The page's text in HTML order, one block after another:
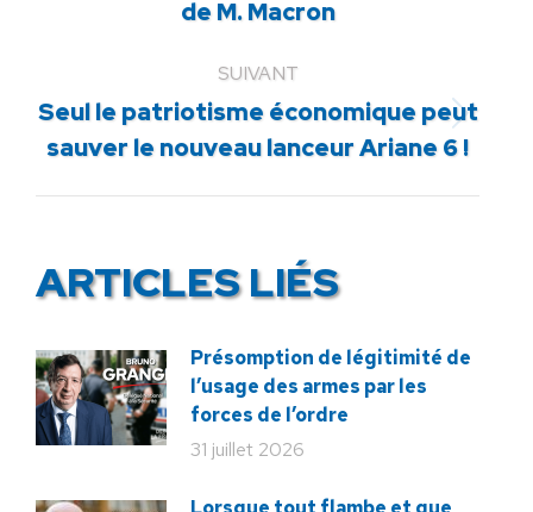
précédent
de M. Macron
SUIVANT
Article
suivant
Seul le patriotisme économique peut
sauver le nouveau lanceur Ariane 6 !
ARTICLES LIÉS
Présomption de légitimité de
l’usage des armes par les
forces de l’ordre
31 juillet 2026